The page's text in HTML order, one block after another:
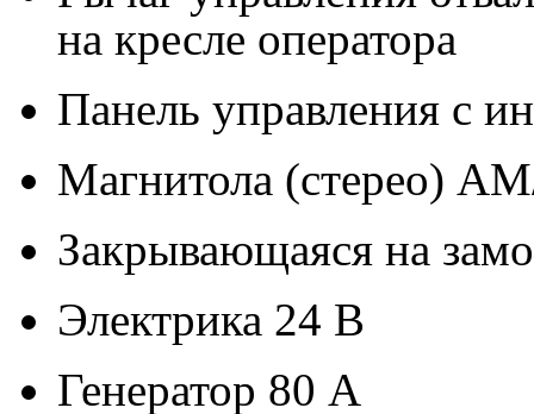
на кресле оператора
Панель управления с
Магнитола (стерео)
Закрывающаяся на
Электрика 24 В
Генератор 80 А